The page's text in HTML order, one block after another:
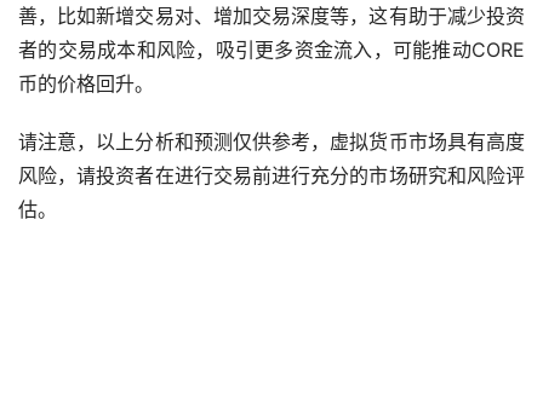
善，比如新增交易对、增加交易深度等，这有助于减少投资
者的交易成本和风险，吸引更多资金流入，可能推动CORE
币的价格回升。
请注意，以上分析和预测仅供参考，虚拟货币市场具有高度
风险，请投资者在进行交易前进行充分的市场研究和风险评
估。